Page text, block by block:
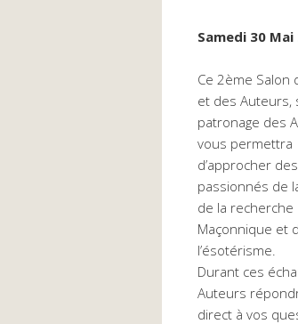
Samedi 30
Ce 2ème Salon
et des Auteurs,
patronage des
vous permettra
d’approcher des
passionnés de
de la recherche
Maçonnique et
l’ésotérisme.
Durant ces
Auteurs
direct à vos